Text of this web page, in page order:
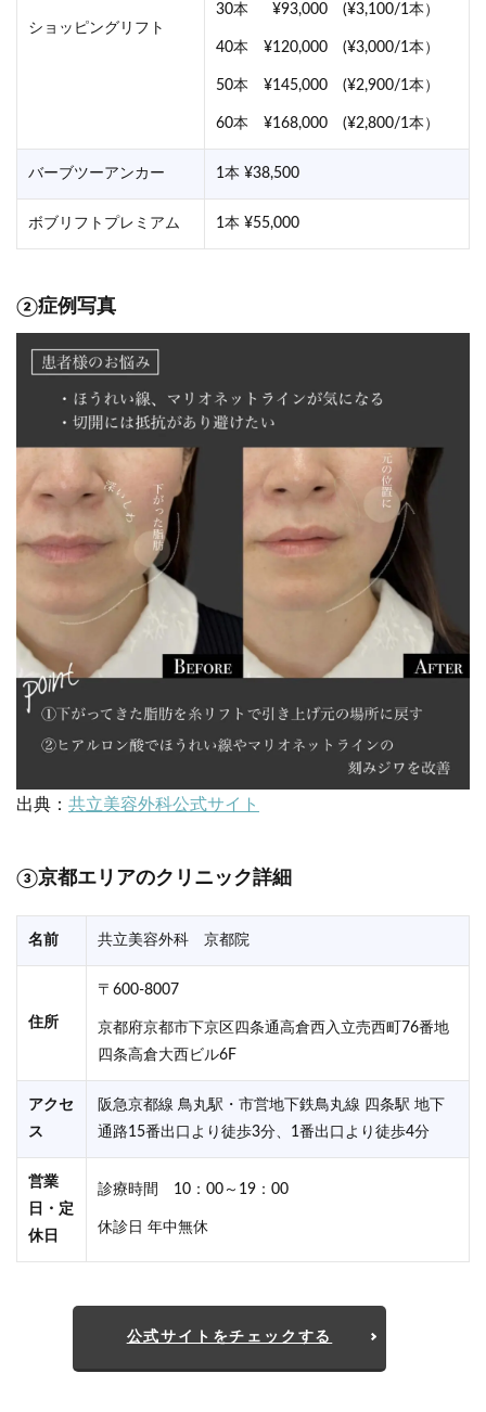
ショッピングリフト
30本 ¥93,000 (¥3,100/1本）
40本 ¥120,000 (¥3,000/1本）
50本 ¥145,000 (¥2,900/1本）
60本 ¥168,000 (¥2,800/1本）
バーブツーアンカー 1本 ¥38,500
ボブリフトプレミアム 1本 ¥55,000
②症例写真
出典： 共立美容外科公式サイト
③京都エリアのクリニック詳細
名前 共立美容外科 京都院
住所
〒600-8007
京都府京都市下京区四条通高倉西入立売西町76番地
四条高倉大西ビル6F
アクセ
ス
阪急京都線 鳥丸駅・市営地下鉄鳥丸線 四条駅 地下
通路15番出口より徒歩3分、1番出口より徒歩4分
営業
日・定
休日
診療時間 10：00～19：00
休診日 年中無休
公式サイトをチェックする